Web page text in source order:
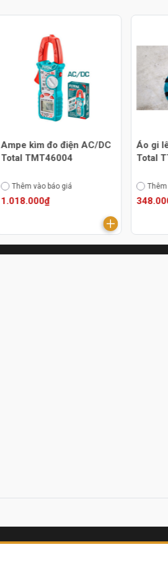
Ampe kìm đo điện AC/DC
Total TMT46004
Thêm vào báo giá
1.018.000₫
Áo gi
Total